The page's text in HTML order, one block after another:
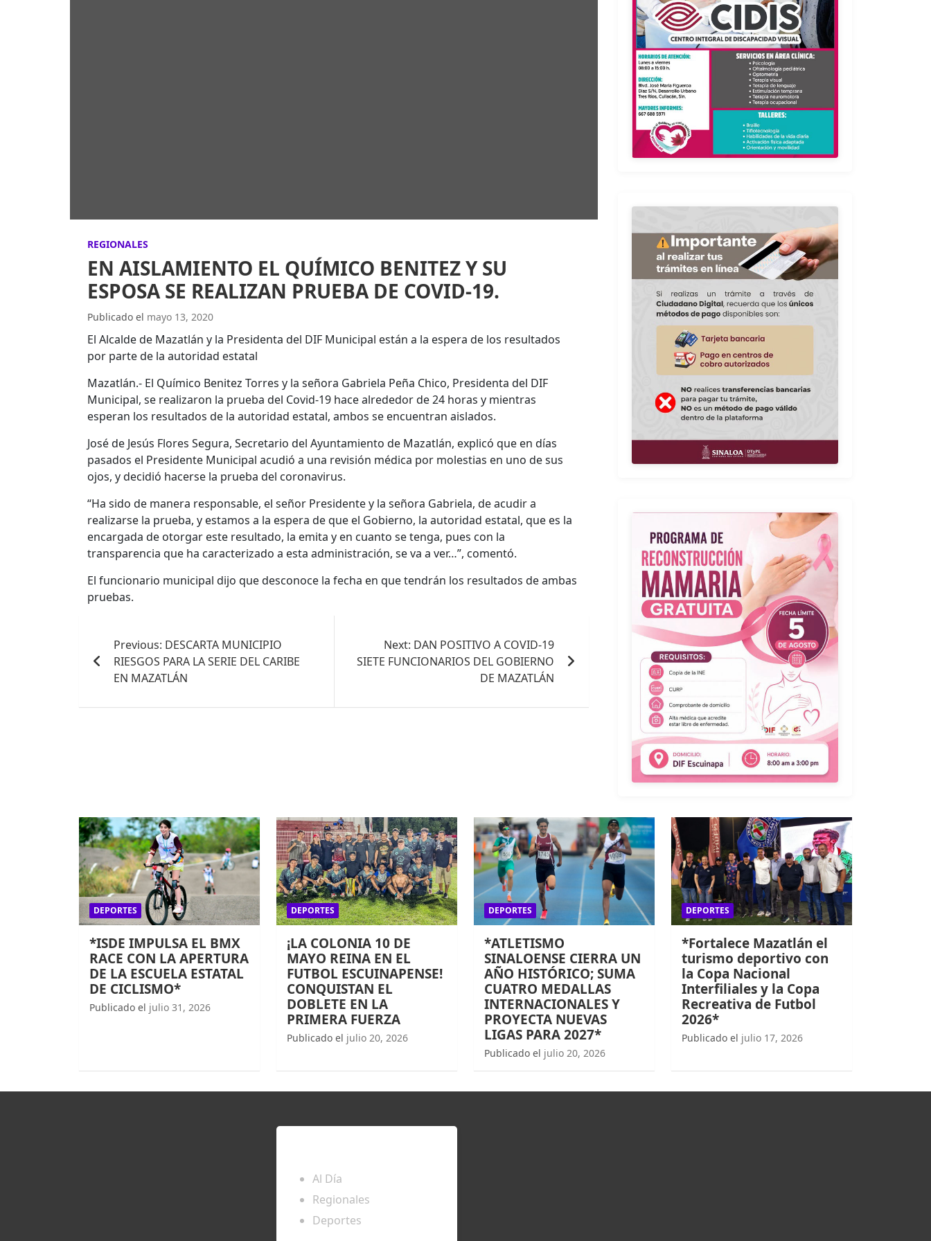
REGIONALES
EN AISLAMIENTO EL QUÍMICO BENITEZ Y SU
ESPOSA SE REALIZAN PRUEBA DE COVID-19.
Publicado el mayo 13, 2020
El Alcalde de Mazatlán y la Presidenta del DIF Municipal están a la espera de los resultados
por parte de la autoridad estatal
Mazatlán.- El Químico Benitez Torres y la señora Gabriela Peña Chico, Presidenta del DIF
Municipal, se realizaron la prueba del Covid-19 hace alrededor de 24 horas y mientras
esperan los resultados de la autoridad estatal, ambos se encuentran aislados.
José de Jesús Flores Segura, Secretario del Ayuntamiento de Mazatlán, explicó que en días
pasados el Presidente Municipal acudió a una revisión médica por molestias en uno de sus
ojos, y decidió hacerse la prueba del coronavirus.
“Ha sido de manera responsable, el señor Presidente y la señora Gabriela, de acudir a
realizarse la prueba, y estamos a la espera de que el Gobierno, la autoridad estatal, que es la
encargada de otorgar este resultado, la emita y en cuanto se tenga, pues con la
transparencia que ha caracterizado a esta administración, se va a ver…”, comentó.
El funcionario municipal dijo que desconoce la fecha en que tendrán los resultados de ambas
pruebas.
de
entradas
Previous: DESCARTA MUNICIPIO
RIESGOS PARA LA SERIE DEL CARIBE
EN MAZATLÁN
Next: DAN POSITIVO A COVID-19
SIETE FUNCIONARIOS DEL GOBIERNO
DE MAZATLÁN
DEPORTES
*ISDE IMPULSA EL BMX
RACE CON LA APERTURA
DE LA ESCUELA ESTATAL
DE CICLISMO*
Publicado el julio 31, 2026
DEPORTES
¡LA COLONIA 10 DE
MAYO REINA EN EL
FUTBOL ESCUINAPENSE!
CONQUISTAN EL
DOBLETE EN LA
PRIMERA FUERZA
Publicado el julio 20, 2026
DEPORTES
*ATLETISMO
SINALOENSE CIERRA UN
AÑO HISTÓRICO; SUMA
CUATRO MEDALLAS
INTERNACIONALES Y
PROYECTA NUEVAS
LIGAS PARA 2027*
Publicado el julio 20, 2026
DEPORTES
*Fortalece Mazatlán el
turismo deportivo con
la Copa Nacional
Interfiliales y la Copa
Recreativa de Futbol
2026*
Publicado el julio 17, 2026
Al Día
Regionales
Deportes